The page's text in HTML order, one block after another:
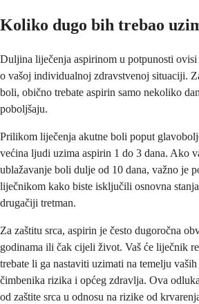
Koliko dugo bih trebao
Duljina liječenja aspirinom u potpunosti ovisi
o vašoj individualnoj zdravstvenoj situaciji.
boli, obično trebate aspirin samo nekoliko
poboljšaju.
Prilikom liječenja akutne boli poput
većina ljudi uzima aspirin 1 do 3 dana. Ako
ublažavanje boli dulje od 10 dana, važno je
liječnikom kako biste isključili osnovna
drugačiji tretman.
Za zaštitu srca, aspirin je često dugoročna
godinama ili čak cijeli život. Vaš će liječnik
trebate li ga nastaviti uzimati na temelju
čimbenika rizika i općeg zdravlja. Ova
od zaštite srca u odnosu na rizike od